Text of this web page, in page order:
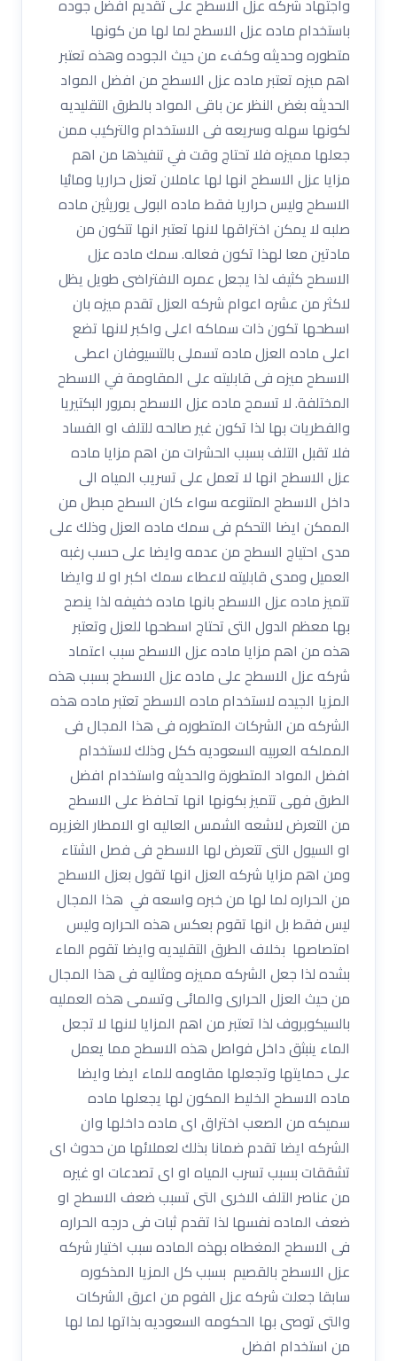
واجتهاد شركه عزل الاسطح على تقديم افضل جوده
باستخدام ماده عزل الاسطح لما لها من كونها
متطوره وحديثه وكفء من حيث الجوده وهذه تعتبر
اهم ميزه تعتبر ماده عزل الاسطح من افضل المواد
الحديثه بغض النظر عن باقى المواد بالطرق التقليديه
لكونها سهله وسريعه فى الاستخدام والتركيب ممن
جعلها مميزه فلا تحتاج وقت في تنفيذها من اهم
مزايا عزل الاسطح انها لها عاملان تعزل حراريا ومائيا
الاسطح وليس حراريا فقط ماده البولى يوريثين ماده
صلبه لا يمكن اختراقها لانها تعتبر انها تتكون من
مادتين معا لهذا تكون فعاله. سمك ماده عزل
الاسطح كثيف لذا يجعل عمره الافتراضى طويل يظل
لاكثر من عشره اعوام شركه العزل تقدم ميزه بان
اسطحها تكون ذات سماكه اعلى واكبر لانها تضع
اعلى ماده العزل ماده تسملى بالتسيوفان اعطى
الاسطح ميزه فى قابليته على المقاومة في الاسطح
المختلفة. لا تسمح ماده عزل الاسطح بمرور البكتيريا
والفطريات بها لذا تكون غير صالحه للتلف او الفساد
فلا تقبل التلف بسبب الحشرات من اهم مزايا ماده
عزل الاسطح انها لا تعمل على تسريب المياه الى
داخل الاسطح المتنوعه سواء كان السطح مبطل من
الممكن ايضا التحكم فى سمك ماده العزل وذلك على
مدى احتياج السطح من عدمه وايضا على حسب رغبه
العميل ومدى قابليته لاعطاء سمك اكبر او لا وايضا
تتميز ماده عزل الاسطح بانها ماده خفيفه لذا ينصح
بها معظم الدول التى تحتاج اسطحها للعزل وتعتبر
هذه من اهم مزايا ماده عزل الاسطح سبب اعتماد
شركه عزل الاسطح على ماده عزل الاسطح بسبب هذه
المزيا الجيده لاستخدام ماده الاسطح تعتبر ماده هذه
الشركه من الشركات المتطوره فى هذا المجال فى
المملكه العربيه السعوديه ككل وذلك لاستخدام
افضل المواد المتطورة والحديثه واستخدام افضل
الطرق فهى تتميز بكونها انها تحافظ على الاسطح
من التعرض لاشعه الشمس العاليه او الامطار الغزيره
او السيول التى تتعرض لها الاسطح فى فصل الشتاء
ومن اهم مزايا شركه العزل انها تقول بعزل الاسطح
من الحراره لما لها من خبره واسعه في هذا المجال
ليس فقط بل انها تقوم بعكس هذه الحراره وليس
امتصاصها بخلاف الطرق التقليديه وايضا تقوم الماء
بشده لذا جعل الشركه مميزه ومثاليه فى هذا المجال
من حيث العزل الحرارى والمائى وتسمى هذه العمليه
بالسيكوبروف لذا تعتبر من اهم المزايا لانها لا تجعل
الماء ينبثق داخل فواصل هذه الاسطح مما يعمل
على حمايتها وتجعلها مقاومه للماء ايضا وايضا
ماده الاسطح الخليط المكون لها يجعلها ماده
سميكه من الصعب اختراق اى ماده داخلها وان
الشركه ايضا تقدم ضمانا بذلك لعملائها من حدوث اى
تشققات بسبب تسرب المياه او اى تصدعات او غيره
من عناصر التلف الاخرى التى تسبب ضعف الاسطح او
ضعف الماده نفسها لذا تقدم ثبات فى درجه الحراره
فى الاسطح المغطاه بهذه الماده سبب اختيار شركه
عزل الاسطح بالقصيم بسبب كل المزيا المذكوره
سابقا جعلت شركه عزل الفوم من اعرق الشركات
والتى توصى بها الحكومه السعوديه بذاتها لما لها
من استخدام افضل